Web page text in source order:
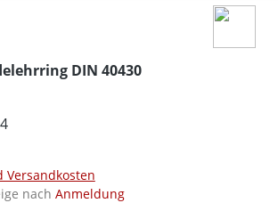
DIN 40430
Versandkosten
nach Anmeldung